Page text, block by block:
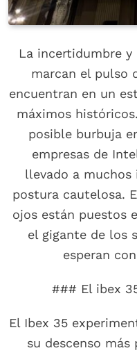
La incertidumbre y
marcan el pulso
encuentran en un
máximos
posible burbuja
empresas de
llevado a muchos
postura cautelosa.
ojos están puestos
el gigante de los
esperan
### El ibex
El Ibex 35
su descenso